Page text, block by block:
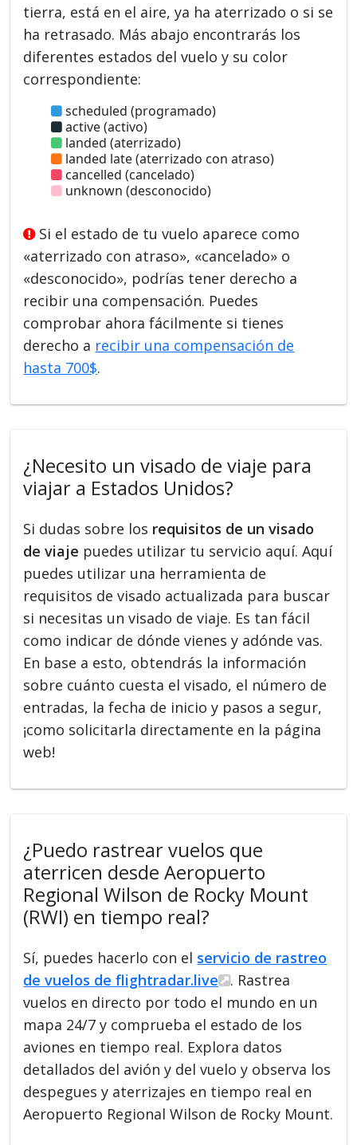
tierra, está en el aire, ya ha aterrizado o si se
ha retrasado. Más abajo encontrarás los
diferentes estados del vuelo y su color
correspondiente:
scheduled (programado)
active (activo)
landed (aterrizado)
landed late (aterrizado con atraso)
cancelled (cancelado)
unknown (desconocido)
Si el estado de tu vuelo aparece como
«aterrizado con atraso», «cancelado» o
«desconocido», podrías tener derecho a
recibir una compensación. Puedes
comprobar ahora fácilmente si tienes
derecho a recibir una compensación de
hasta 700$.
¿Necesito un visado de viaje para
viajar a Estados Unidos?
Si dudas sobre los requisitos de un visado
de viaje puedes utilizar tu servicio aquí. Aquí
puedes utilizar una herramienta de
requisitos de visado actualizada para buscar
si necesitas un visado de viaje. Es tan fácil
como indicar de dónde vienes y adónde vas.
En base a esto, obtendrás la información
sobre cuánto cuesta el visado, el número de
entradas, la fecha de inicio y pasos a segur,
¡como solicitarla directamente en la página
web!
¿Puedo rastrear vuelos que
aterricen desde Aeropuerto
Regional Wilson de Rocky Mount
(RWI) en tiempo real?
Sí, puedes hacerlo con el servicio de rastreo
de vuelos de flightradar.live
. Rastrea
vuelos en directo por todo el mundo en un
mapa 24/7 y comprueba el estado de los
aviones en tiempo real. Explora datos
detallados del avión y del vuelo y observa los
despegues y aterrizajes en tiempo real en
Aeropuerto Regional Wilson de Rocky Mount.